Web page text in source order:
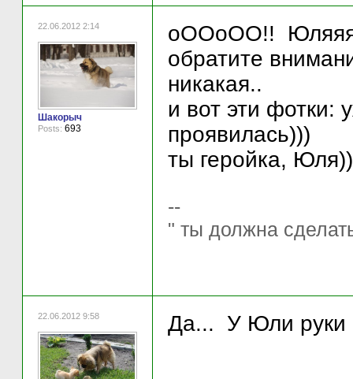
22.06.2012 2:14
Шакорыч
Posts: 693
оООоОО!!
обратите
никакая..
и вот эти фотки:
проявилась)))
ты геройка,
--
" ты должна
22.06.2012 9:58 Да... У Юли руки